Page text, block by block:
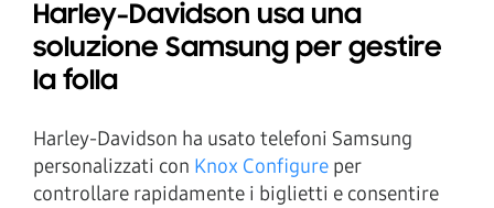
Harley-Davidson usa una
soluzione Samsung per gestire
la folla
Harley-Davidson ha usato telefoni Samsung
personalizzati con Knox Configure per
controllare rapidamente i biglietti e consentire